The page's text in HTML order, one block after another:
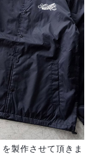
製作させて頂きま